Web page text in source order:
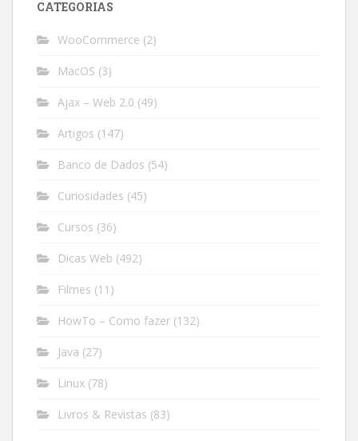
CATEGORIAS
WooCommerce (2)
MacOS (3)
Ajax – Web 2.0 (49)
Artigos (147)
Banco de Dados (54)
Curiosidades (45)
Cursos (36)
Dicas Web (492)
Filmes (11)
HowTo – Como fazer (132)
Java (27)
Linux (78)
Livros & Revistas (83)